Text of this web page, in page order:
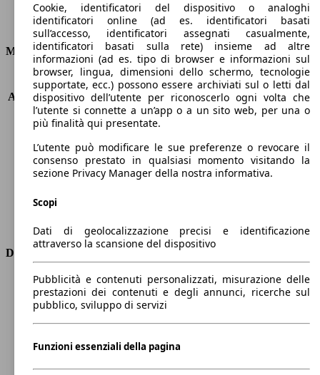
Consumi
Motore e Prestazioni
KW (PS)
110 kW (150 PS)
Accelerazione (0-100 km/h)
10.4s
Velocità massima (km/h)
208 km/h
Numero di marce
6
Coppia
340 nm
Cilindrata
1749 ccm
Carburante
Diesel
Trasmissione
Dimensioni
Lunghezza
4410 mm
Altezza
1650 mm
Larghezza
Peso massimo
-
Cookie, identificatori del dispositivo o analoghi
identificatori online (ad es. identificatori basati
sull’accesso, identificatori assegnati casualmente,
identificatori basati sulla rete) insieme ad altre
informazioni (ad es. tipo di browser e informazioni sul
browser, lingua, dimensioni dello schermo, tecnologie
supportate, ecc.) possono essere archiviati sul o letti dal
dispositivo dell’utente per riconoscerlo ogni volta che
l’utente si connette a un’app o a un sito web, per una o
più finalità qui presentate.
L’utente può modificare le sue preferenze o revocare il
consenso prestato in qualsiasi momento visitando la
sezione Privacy Manager della nostra informativa.
Scopi
Dati di geolocalizzazione precisi e identificazione
attraverso la scansione del dispositivo
Pubblicità e contenuti personalizzati, misurazione delle
prestazioni dei contenuti e degli annunci, ricerche sul
pubblico, sviluppo di servizi
Funzioni essenziali della pagina